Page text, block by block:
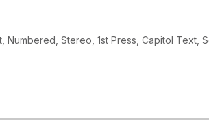
Numbered, Stereo, 1st Press, Capitol Text,